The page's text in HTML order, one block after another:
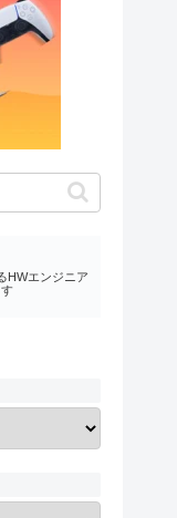
HWエンジニア